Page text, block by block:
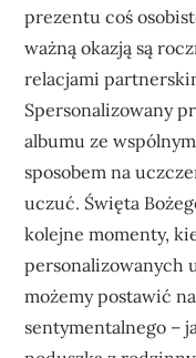
prezentu coś
ważną okazją są
relacjami
Spersonalizowany
albumu ze
sposobem na
uczuć. Święta
kolejne momenty,
personalizowanych
możemy postawić
sentymentalnego –